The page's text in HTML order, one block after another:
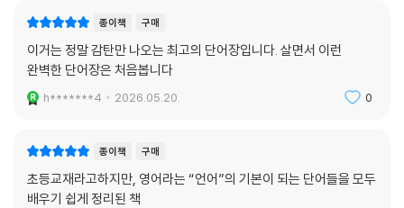
종이책 구매
이거는 정말 감탄만 나오는 최고의 단어장입니다. 살면서 이런
완벽한 단어장은 처음봅니다
h*******4 2026.05.20. 0
종이책 구매
초등교재라고하지만, 영어라는 “언어”의 기본이 되는 단어들을 모두
배우기 쉽게 정리된 책